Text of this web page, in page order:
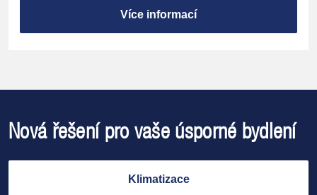
Více informací
Nová řešení pro vaše úsporné bydlení
Klimatizace